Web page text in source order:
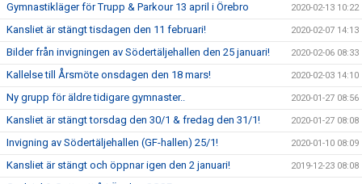
Gymnastikläger för Trupp & Parkour 13 april i Örebro 2020-02-13 10:22
Kansliet är stängt tisdagen den 11 februari! 2020-02-07 14:13
Bilder från invigningen av Södertäljehallen den 25 januari! 2020-02-06 08:33
Kallelse till Årsmöte onsdagen den 18 mars! 2020-02-03 14:10
Ny grupp för äldre tidigare gymnaster.. 2020-01-27 08:56
Kansliet är stängt torsdag den 30/1 & fredag den 31/1! 2020-01-27 08:08
Invigning av Södertäljehallen (GF-hallen) 25/1! 2020-01-10 08:09
Kansliet är stängt och öppnar igen den 2 januari! 2019-12-23 08:08